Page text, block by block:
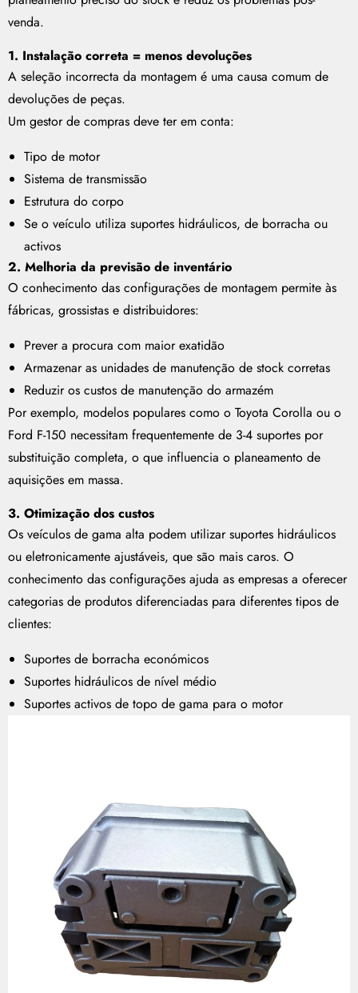
venda.
1. Instalação correta = menos devoluções
A seleção incorrecta da montagem é uma causa comum de
devoluções de peças.
Um gestor de compras deve ter em conta:
Tipo de motor
Sistema de transmissão
Estrutura do corpo
Se o veículo utiliza suportes hidráulicos, de borracha ou
activos
2. Melhoria da previsão de inventário
O conhecimento das configurações de montagem permite às
fábricas, grossistas e distribuidores:
Prever a procura com maior exatidão
Armazenar as unidades de manutenção de stock corretas
Reduzir os custos de manutenção do armazém
Por exemplo, modelos populares como o Toyota Corolla ou o
Ford F-150 necessitam frequentemente de 3-4 suportes por
substituição completa, o que influencia o planeamento de
aquisições em massa.
3. Otimização dos custos
Os veículos de gama alta podem utilizar suportes hidráulicos
ou eletronicamente ajustáveis, que são mais caros. O
conhecimento das configurações ajuda as empresas a oferecer
categorias de produtos diferenciadas para diferentes tipos de
clientes:
Suportes de borracha económicos
Suportes hidráulicos de nível médio
Suportes activos de topo de gama para o motor